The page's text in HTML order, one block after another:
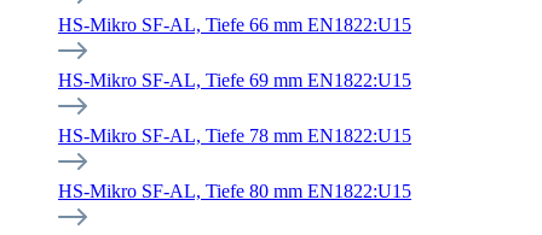
HS-Mikro SF-AL, Tiefe 66 mm EN1822:U15
HS-Mikro SF-AL, Tiefe 69 mm EN1822:U15
HS-Mikro SF-AL, Tiefe 78 mm EN1822:U15
HS-Mikro SF-AL, Tiefe 80 mm EN1822:U15